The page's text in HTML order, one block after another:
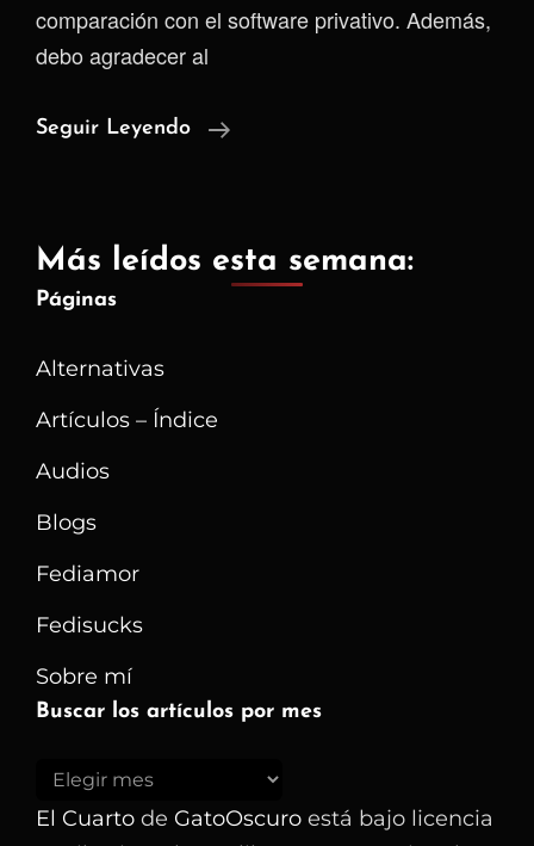
comparación con el software privativo. Además,
debo agradecer al
Seguir Leyendo
El
Menudo
Más leídos esta semana:
Páginas
Alternativas
Artículos – Índice
Audios
Blogs
Fediamor
Fedisucks
Sobre mí
Buscar los artículos por mes
Buscar
los
El Cuarto de GatoOscuro está bajo licencia